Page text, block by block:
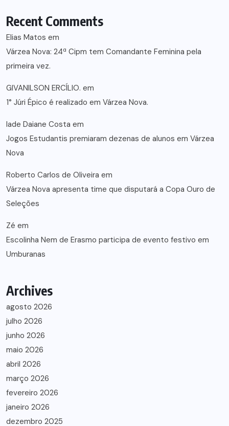
Recent Comments
Elias Matos em
Várzea Nova: 24ª Cipm tem Comandante Feminina pela
primeira vez.
GIVANILSON ERCÍLIO. em
1° Júri Épico é realizado em Várzea Nova.
lade Daiane Costa em
Jogos Estudantis premiaram dezenas de alunos em Várzea
Nova
Roberto Carlos de Oliveira em
Várzea Nova apresenta time que disputará a Copa Ouro de
Seleções
Zé em
Escolinha Nem de Erasmo participa de evento festivo em
Umburanas
Archives
agosto 2026
julho 2026
junho 2026
maio 2026
abril 2026
março 2026
fevereiro 2026
janeiro 2026
dezembro 2025